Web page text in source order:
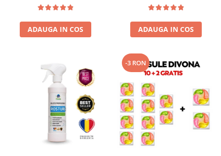
ADAUGA IN COS ADAUGA IN COS
-3 RON